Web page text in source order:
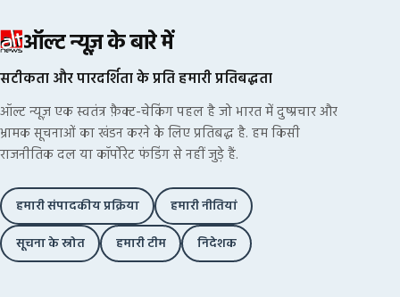
ऑल्ट न्यूज़ के बारे में
सटीकता और पारदर्शिता के प्रति हमारी प्रतिबद्धता
ऑल्ट न्यूज़ एक स्वतंत्र फ़ैक्ट-चेकिंग पहल है जो भारत में दुष्प्रचार और
भ्रामक सूचनाओं का खंडन करने के लिए प्रतिबद्ध है. हम किसी
राजनीतिक दल या कॉर्पोरेट फंडिंग से नहीं जुड़े हैं.
हमारी संपादकीय प्रक्रिया
हमारी नीतियां
सूचना के स्रोत
हमारी टीम निदेशक